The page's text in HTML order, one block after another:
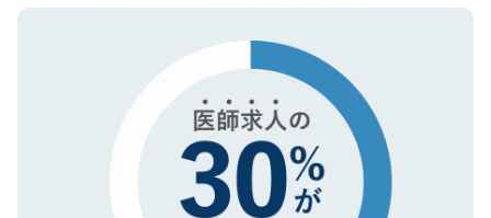
で、機密保持に関してもご安心ください。
ので、まずはご登録ください。